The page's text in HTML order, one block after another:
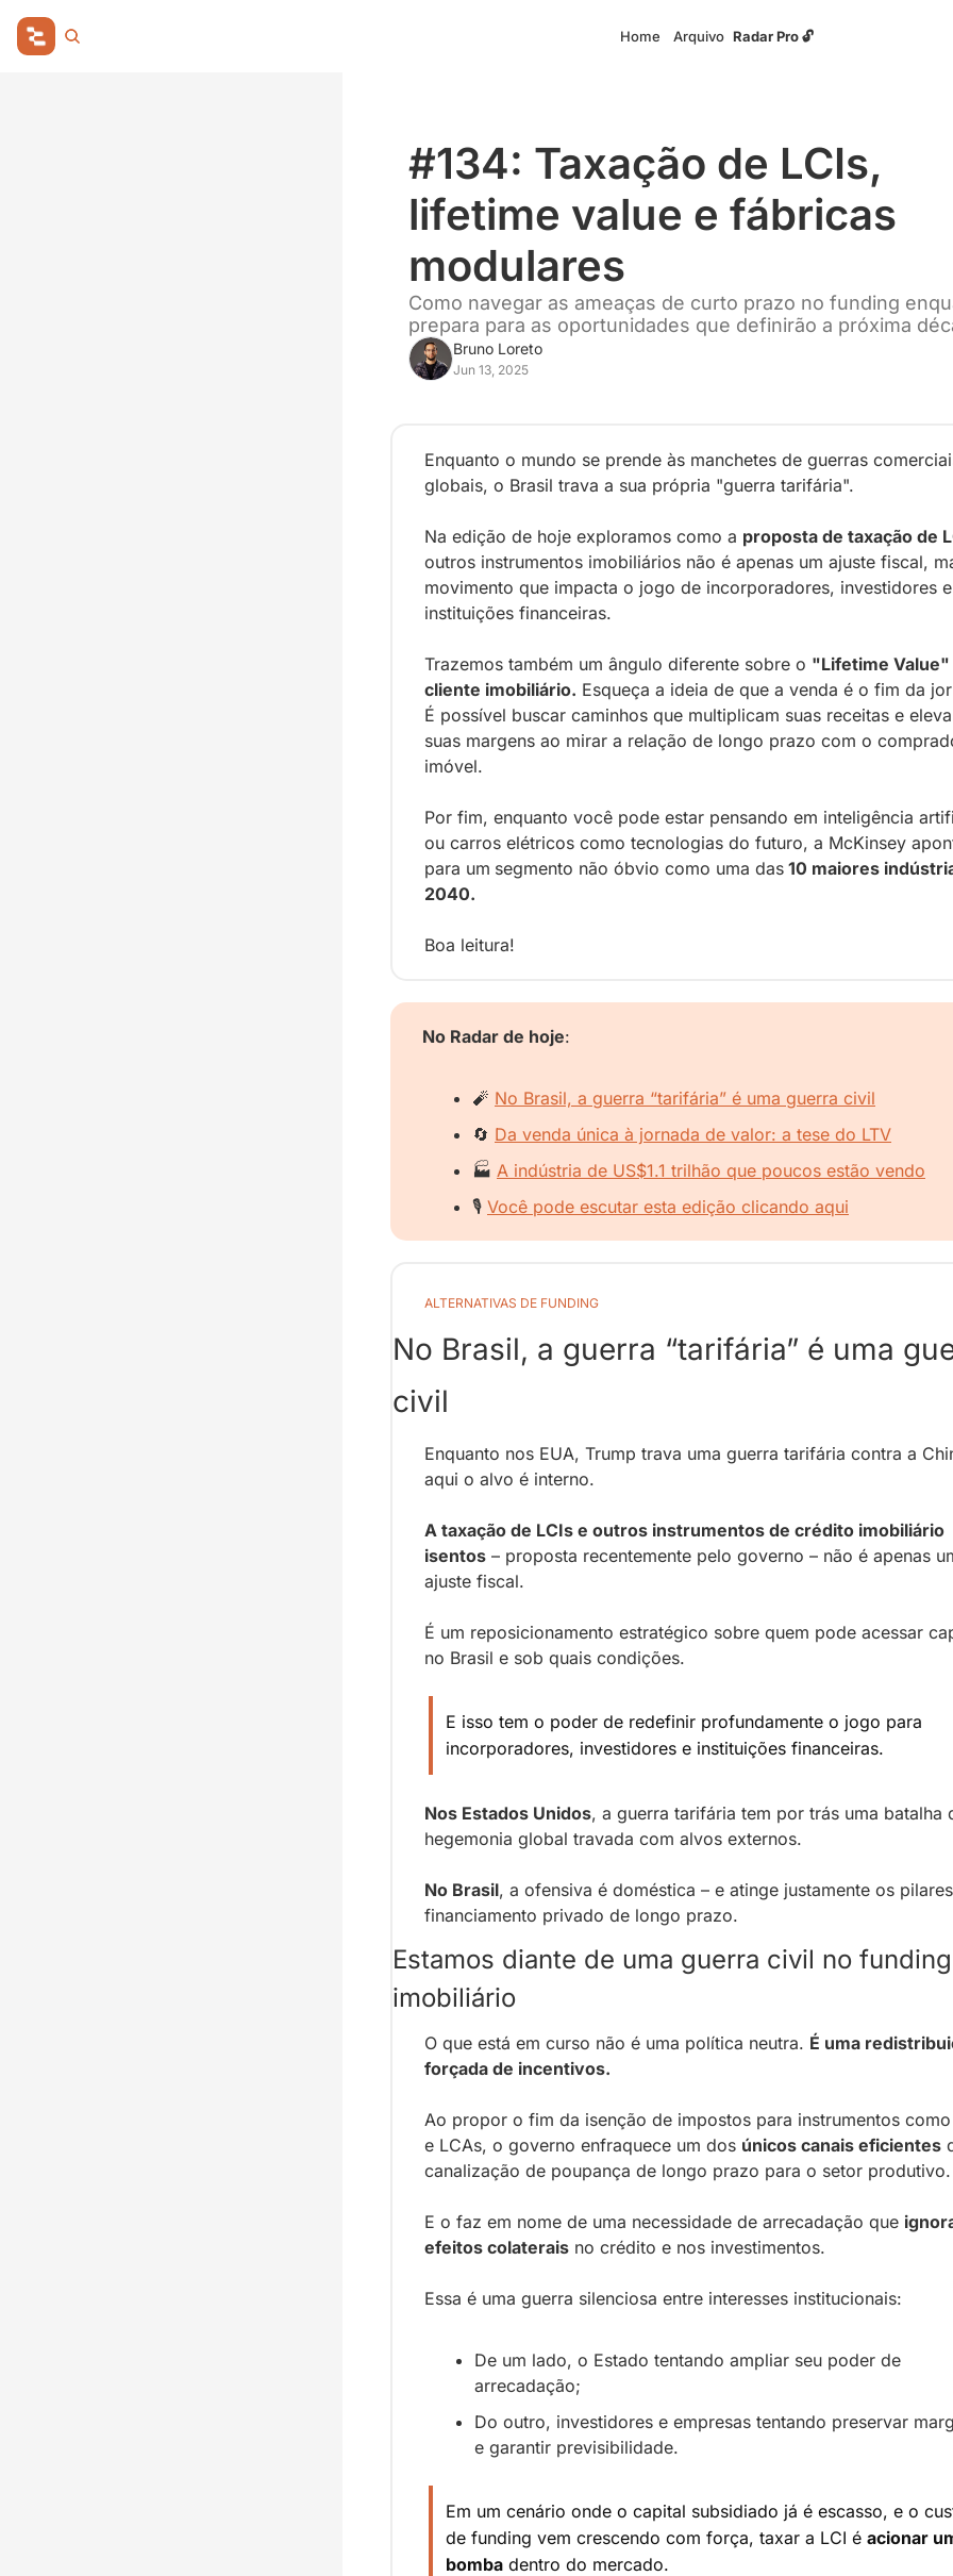
Home Arquivo Radar Pro 🔓
#134: Taxação de LCIs,
lifetime value e fábricas
modulares
Como navegar as ameaças de curto prazo no funding
prepara para as oportunidades que definirão a próxima
Bruno Loreto
Jun 13, 2025
Enquanto o mundo se prende às manchetes de guerras
globais, o Brasil trava a sua própria "guerra tarifária".
Na edição de hoje exploramos como a proposta de taxação de
outros instrumentos imobiliários não é apenas um ajuste fiscal,
movimento que impacta o jogo de incorporadores, investidores e
instituições financeiras.
Trazemos também um ângulo diferente sobre o "Lifetime Value"
cliente imobiliário. Esqueça a ideia de que a venda é o fim da
É possível buscar caminhos que multiplicam suas receitas e
suas margens ao mirar a relação de longo prazo com o
imóvel.
Por fim, enquanto você pode estar pensando em inteligência
ou carros elétricos como tecnologias do futuro, a McKinsey
para um segmento não óbvio como uma das 10 maiores
2040.
Boa leitura!
No Radar de hoje:
🧨 No Brasil, a guerra “tarifária” é uma guerra civil
🔄 Da venda única à jornada de valor: a tese do LTV
🏭 A indústria de US$1.1 trilhão que poucos estão vendo
🎙️ Você pode escutar esta edição clicando aqui
ALTERNATIVAS DE FUNDING
No Brasil, a guerra “tarifária” é uma
civil
Enquanto nos EUA, Trump trava uma guerra tarifária contra a
aqui o alvo é interno.
A taxação de LCIs e outros instrumentos de crédito imobiliário
isentos – proposta recentemente pelo governo – não é apenas
ajuste fiscal.
É um reposicionamento estratégico sobre quem pode acessar
no Brasil e sob quais condições.
E isso tem o poder de redefinir profundamente o jogo para
incorporadores, investidores e instituições financeiras.
Nos Estados Unidos, a guerra tarifária tem por trás uma batalha
hegemonia global travada com alvos externos.
No Brasil, a ofensiva é doméstica – e atinge justamente os
financiamento privado de longo prazo.
Estamos diante de uma guerra civil no funding
imobiliário
O que está em curso não é uma política neutra. É uma
forçada de incentivos.
Ao propor o fim da isenção de impostos para instrumentos como
e LCAs, o governo enfraquece um dos únicos canais eficientes
canalização de poupança de longo prazo para o setor
E o faz em nome de uma necessidade de arrecadação que
efeitos colaterais no crédito e nos investimentos.
Essa é uma guerra silenciosa entre interesses institucionais:
De um lado, o Estado tentando ampliar seu poder de
arrecadação;
Do outro, investidores e empresas tentando preservar
e garantir previsibilidade.
Em um cenário onde o capital subsidiado já é escasso, e o
de funding vem crescendo com força, taxar a LCI é acionar
bomba dentro do mercado.